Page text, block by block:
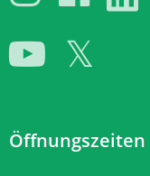
Öffnungszeiten